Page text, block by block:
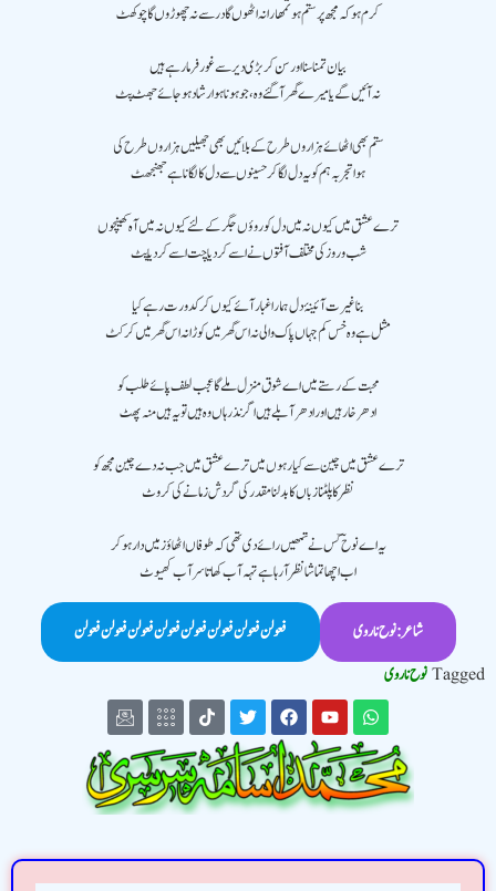
کرم ہو کہ مجھ پر ستم ہو تمھارا نہ اٹھوں گا در سے نہ چھوڑوں گا چوکھٹ
بیان تمنا سنا اور سن کر بڑی دیر سے غور فرما رہے ہیں
نہ آئیں گے یا میرے گھر آ گئے وہ ،جو ہونا ہو ارشاد ہو جائے جھٹ پٹ
ستم بھی اٹھائے ہزاروں طرح کے بلائیں بھی جھیلیں ہزاروں طرح کی
ہوا تجربہ ہم کو یہ دل لگا کر حسینوں سے دل کا لگانا ہے جھنجھٹ
ترے عشق میں کیوں نہ میں دل کو روؤں جگر کے لئے کیوں نہ میں آہ کھینچوں
شب و روز کی مختلف آفتوں نے اسے کر دیا چت اسے کر دیا پٹ
بنا غیرت آئینۂ دل ہمارا غبار آئے کیوں کر کدورت رہے کیا
مثل ہے وہ خس کم جہاں پاک والی نہ اس گھر میں کوڑا نہ اس گھر میں کرکٹ
محبت کے رستے میں اے شوق منزل ملے گا عجب لطف پائے طلب کو
ادھر خار ہیں اور ادھر آبلے ہیں اگر نذر ہاں وہ ہیں تو یہ ہیں منہ پھٹ
ترے عشق میں چین سے کیا رہوں میں ترے عشق میں جب نہ دے چین مجھ کو
نظر کا پلٹنا زباں کا بدلنا مقدر کی گردش زمانے کی کروٹ
یہ اے نوحؔ کس نے تمھیں رائے دی تھی کہ طوفاں اٹھاؤ زمیں دار ہو کر
اب اچھا تماشا نظر آ رہا ہے تہہ آب کھاتا سر آب کھیوٹ
شاعر: نوح ناروی
فعولن فعولن فعولن فعولن فعولن فعولن فعولن فعولن
Taggedنوح ناروی